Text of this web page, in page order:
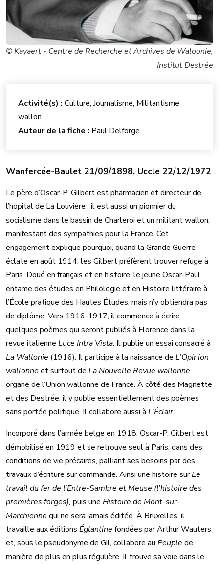
Wanfercée-Baulet 21/09/1898, Uccle 22/12/1972
Le père d’Oscar-P. Gilbert est pharmacien et directeur de
l’hôpital de La Louvière ; il est aussi un pionnier du
socialisme dans le bassin de Charleroi et un militant wallon,
manifestant des sympathies pour la France. Cet
engagement explique pourquoi, quand la Grande Guerre
éclate en août 1914, les Gilbert préfèrent trouver refuge à
Paris. Doué en français et en histoire, le jeune Oscar-Paul
entame des études en Philologie et en Histoire littéraire à
l’École pratique des Hautes Études, mais n’y obtiendra pas
de diplôme. Vers 1916-1917, il commence à écrire
quelques poèmes qui seront publiés à Florence dans la
revue italienne Luce Intra Vista. Il publie un essai consacré à
La Wallonie (1916). Il participe à la naissance de L’Opinion
wallonne et surtout de La Nouvelle Revue wallonne,
organe de l’Union wallonne de France. À côté des Magnette
et des Destrée, il y publie essentiellement des poèmes
sans portée politique. Il collabore aussi à L’Éclair.
Incorporé dans l’armée belge en 1918, Oscar-P. Gilbert est
démobilisé en 1919 et se retrouve seul à Paris, dans des
conditions de vie précaires, palliant ses besoins par des
travaux d’écriture sur commande. Ainsi une histoire surLe
travail du fer de l’Entre-Sambre et Meuse (l’histoire des
premières forges), puis une Histoire de Mont-sur-
Marchienne qui ne sera jamais éditée. À Bruxelles, il
travaille aux éditions Églantine fondées par Arthur Wauters
et, sous le pseudonyme de Gil, collabore au Peuple de
manière de plus en plus régulière. Il trouve sa voie dans le
© Kayaert - Centre de Recherche et Archives de Waloonie,
Institut Destrée
Activité(s) : Culture, Journalisme, Militantisme
wallon
Auteur de la fiche : Paul Delforge